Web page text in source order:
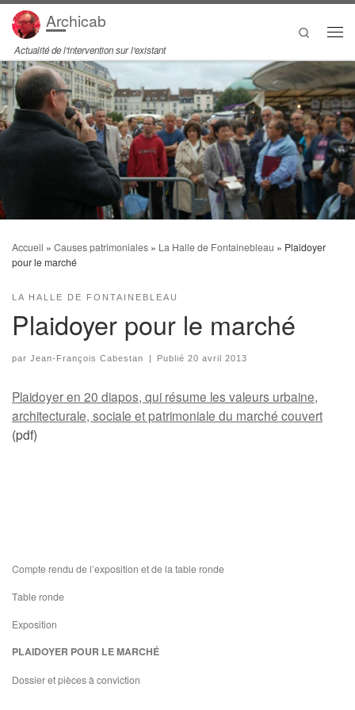
Passer au contenu
Archicab
Actualité de l'intervention sur l'existant
Search
Accueil » Causes patrimoniales » La Halle de Fontainebleau » Plaidoyer
pour le marché
LA HALLE DE FONTAINEBLEAU
Plaidoyer pour le marché
par Jean-François Cabestan Publié20 avril 2013
Plaidoyer en 20 diapos, qui résume les valeurs urbaine,
architecturale, sociale et patrimoniale du marché couvert
(pdf)
Compte rendu de l’exposition et de la table ronde
Table ronde
Exposition
PLAIDOYER POUR LE MARCHÉ
Dossier et pièces à conviction